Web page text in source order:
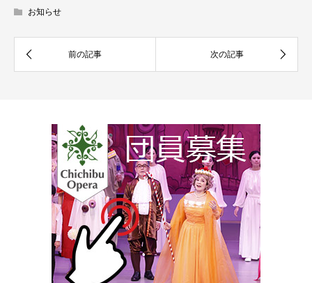
お知らせ